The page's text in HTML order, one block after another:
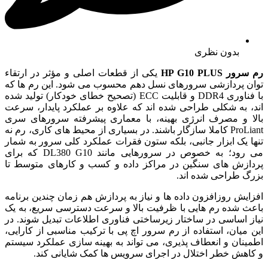
بدون نظری
رم سرور HP G10 PLUS
یکی از قطعات اصلی و مؤثر در ارتقاء
توان پردازشی سرورهای نسل دهم محسوب می شود. این رم ها که
با فناوری DDR4 و قابلیت ECC (تصحیح خطای خودکار) تولید شده
اند، به شکلی طراحی شده اند که علاوه بر عملکرد پایدار، سرعت
بالا و مصرف انرژی بهینه، با معماری پیشرفته سرورهای سری
ProLiant کاملا سازگار باشند. در بسیاری از محیط های کاری، رم نه
تنها یک ابزار جانبی، بلکه ستون فقرات عملکرد کلی سرور به شمار
می رود؛ به خصوص در سرورهایی مانند DL380 G10 که برای
پردازش های سنگین در مراکز داده و کسب و کارهای متوسط تا
بزرگ طراحی شده اند.
افزایش روزافزون داده ها و نیاز به پردازش هم زمان چندین برنامه
باعث شده رم هایی با ظرفیت بالا و سرعت دسترسی سریع، به یک
نیاز اساسی در ساختار زیرساختی فناوری اطلاعات تبدیل شوند. در
این میان، استفاده از رم سرور اچ پی با ترکیب مناسبی از کارایی،
اطمینان و انعطاف پذیری، می تواند به بهینه سازی عملکرد سیستم
و کاهش خطر اختلال در اجرای سرویس ها کمک شایانی کند.